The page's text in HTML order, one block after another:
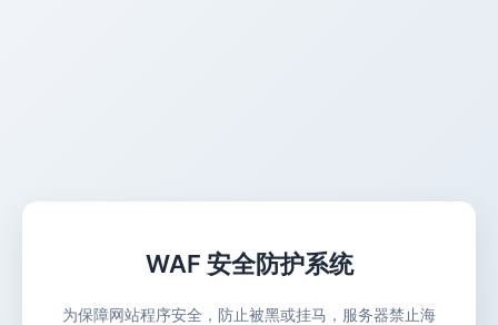
WAF 安全防护系统
为保障网站程序安全，防止被黑或挂马，服务器禁止海